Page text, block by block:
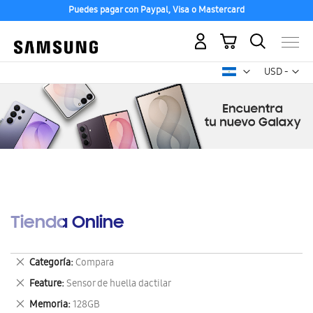
Puedes pagar con Paypal, Visa o Mastercard
USD -
dólar
Mi carrito
Tienda Online
Categoría Compara
Eliminar
este
artículo
Feature Sensor de huella dactilar
Eliminar
este
Memoria 128GB
Eliminar